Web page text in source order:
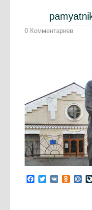
0 Комментариев
Facebook
Twitter
VK